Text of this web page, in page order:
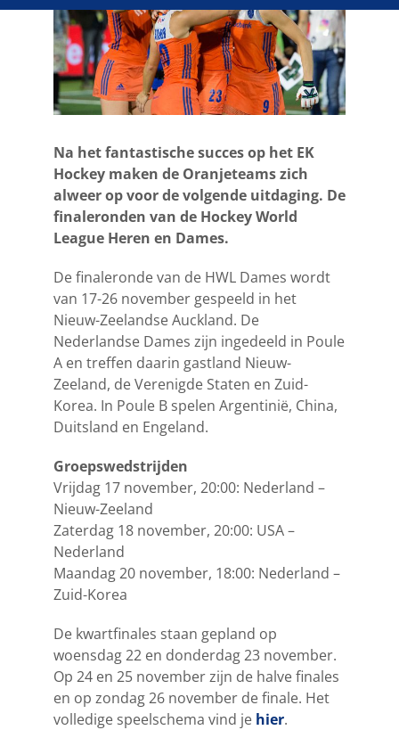
Na het fantastische succes op het EK
Hockey maken de Oranjeteams zich
alweer op voor de volgende uitdaging. De
finaleronden van de Hockey World
League Heren en Dames.
De finaleronde van de HWL Dames wordt
van 17-26 november gespeeld in het
Nieuw-Zeelandse Auckland. De
Nederlandse Dames zijn ingedeeld in Poule
A en treffen daarin gastland Nieuw-
Zeeland, de Verenigde Staten en Zuid-
Korea. In Poule B spelen Argentinië, China,
Duitsland en Engeland.
Groepswedstrijden
Vrijdag 17 november, 20:00: Nederland –
Nieuw-Zeeland
Zaterdag 18 november, 20:00: USA –
Nederland
Maandag 20 november, 18:00: Nederland –
Zuid-Korea
De kwartfinales staan gepland op
woensdag 22 en donderdag 23 november.
Op 24 en 25 november zijn de halve finales
en op zondag 26 november de finale. Het
volledige speelschema vind je hier.